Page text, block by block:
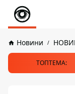
Новини
ТОПТЕМА: